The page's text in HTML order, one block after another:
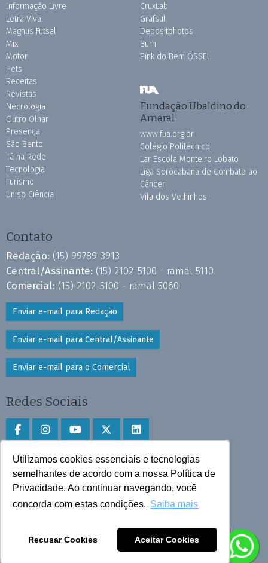
Utilizamos cookies essenciais e tecnologias
semelhantes de acordo com a nossa Política de
Privacidade. Ao continuar navegando, você
concorda com estas condições. Saiba mais
Recusar Cookies Aceitar Cookies
Informação Livre
Letra Viva
Magnus Futsal
Mix
Motor
Pets
Receitas
Revistas
Necrologia
Outro Olhar
Presença
São Bento
Tá na Rede
Tecnologia
Turismo
Uniso Ciência
CruxLab
Grafsul
Depositphotos
Burh
Pink do Bem OSSEL
Fundação Ubaldino do
Amaral
www.fua.org.br
Colégio Politécnico
Lar Escola Monteiro Lobato
Liga Sorocabana de Combate ao
Câncer
Vila dos Velhinhos
Contato
Redação: (15) 99789-3913
Central/Assinante: (15) 2102-5100 - ramal 5110
Comercial: (15) 2102-5100 - ramal 5060
Enviar e-mail para Redação
Enviar e-mail para Central/Assinante
Enviar e-mail para o Comercial
Redes Sociais
Faça download do aplicativo
Play Store e App Store
Todos os direitos reservados © 2025 Cruzeiro do Sul